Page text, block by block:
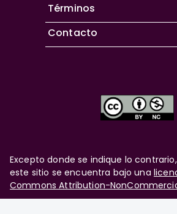
Términos
Contacto
Excepto donde se indique lo
este sitio se encuentra bajo una
Commons Attribution-